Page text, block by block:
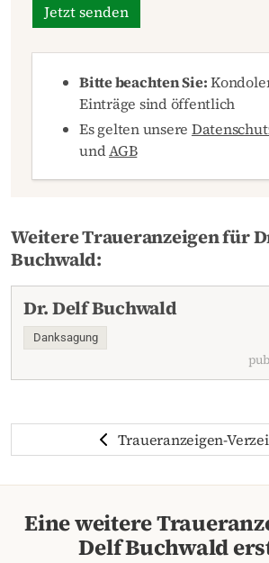
Jetzt senden
Bitte beachten Sie:
Einträge sind öffentlich
Es gelten unsere
undAGB
Weitere Traueranzeigen für
Buchwald:
Dr. Delf Buchwald
Danksagung
Traueranzeigen-
Eine weitere
Delf Buchwald